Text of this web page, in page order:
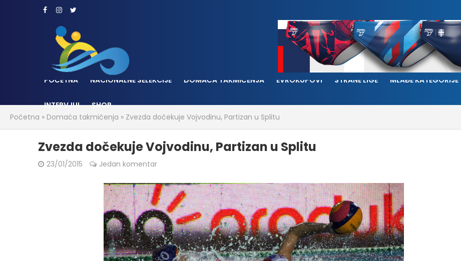
POČETNA NACIONALNE SELEKCIJE DOMAĆA TAKMIČENJA EVROKUPOVI STRANE LIGE MLAĐE KATEGORIJE
INTERVJUI
SHOP
Početna » Domaća takmičenja » Zvezda dočekuje Vojvodinu, Partizan u Splitu
Zvezda dočekuje Vojvodinu, Partizan u Splitu
23/01/2015 Jedan komentar